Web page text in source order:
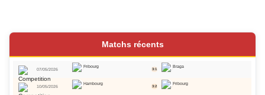
Matchs récents
07/05/2026
Fribourg 3:1 Braga
10/05/2026
Hambourg 3:2 Fribourg